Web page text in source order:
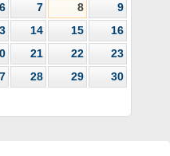
6 7 8
9
14 15
16
21 22
23
28 29
30